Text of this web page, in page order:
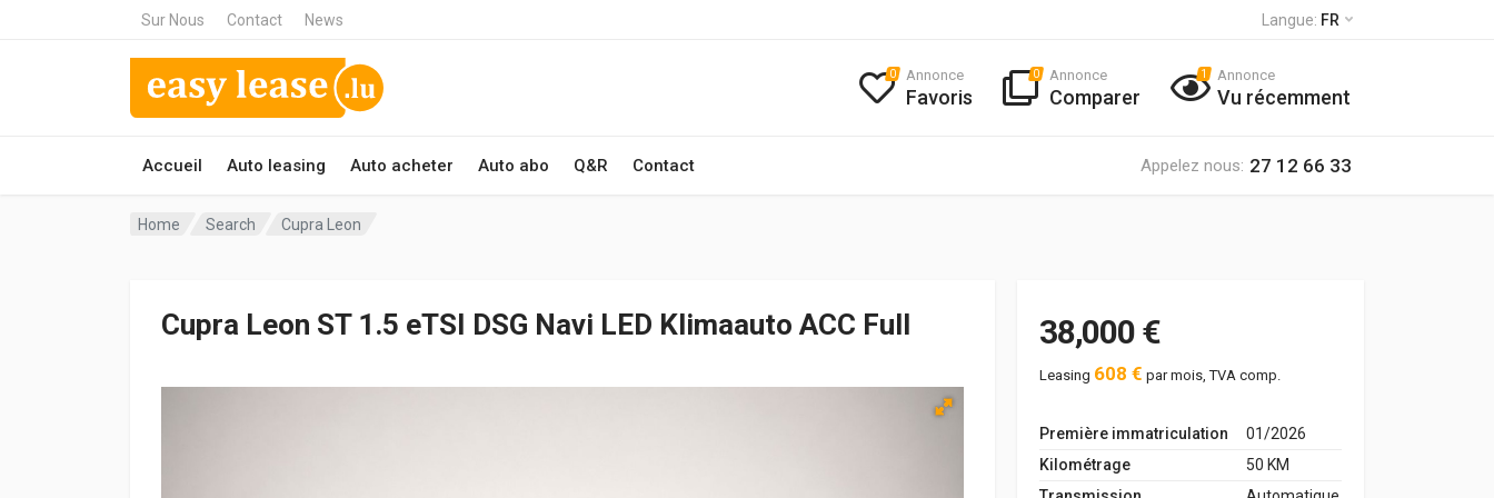
Sur Nous Contact News Langue: FR
Accueil Auto leasing Auto acheter Auto abo Q&R Contact Appelez nous: 27 12 66 33
0 Annonce
Favoris
0 Annonce
Comparer
1 Annonce
Vu récemment
Home Search Cupra Leon
Cupra Leon ST 1.5 eTSI DSG Navi LED Klimaauto ACC Full 38,000 €
Leasing 608 € par mois, TVA comp.
Première immatriculation
01/2026
Kilométrage
50 KM